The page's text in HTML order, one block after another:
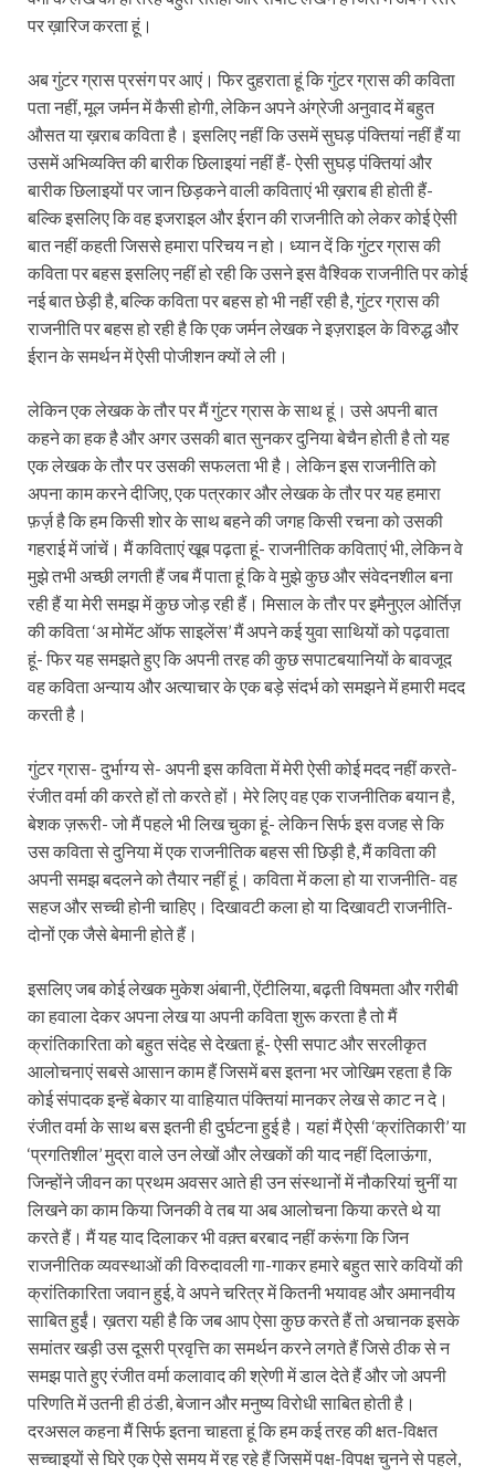
पर ख़ारिज करता हूं।
अब गुंटर ग्रास प्रसंग पर आएं। फिर दुहराता हूं कि गुंटर ग्रास की कविता
पता नहीं, मूल जर्मन में कैसी होगी, लेकिन अपने अंग्रेजी अनुवाद में बहुत
औसत या ख़राब कविता है। इसलिए नहीं कि उसमें सुघड़ पंक्तियां नहीं हैं या
उसमें अभिव्यक्ति की बारीक छिलाइयां नहीं हैं- ऐसी सुघड़ पंक्तियां और
बारीक छिलाइयों पर जान छिड़कने वाली कविताएं भी ख़राब ही होती हैं-
बल्कि इसलिए कि वह इजराइल और ईरान की राजनीति को लेकर कोई ऐसी
बात नहीं कहती जिससे हमारा परिचय न हो। ध्यान दें कि गुंटर ग्रास की
कविता पर बहस इसलिए नहीं हो रही कि उसने इस वैश्विक राजनीति पर कोई
नई बात छेड़ी है, बल्कि कविता पर बहस हो भी नहीं रही है, गुंटर ग्रास की
राजनीति पर बहस हो रही है कि एक जर्मन लेखक ने इज़राइल के विरुद्ध और
ईरान के समर्थन में ऐसी पोजीशन क्यों ले ली।
लेकिन एक लेखक के तौर पर मैं गुंटर ग्रास के साथ हूं। उसे अपनी बात
कहने का हक है और अगर उसकी बात सुनकर दुनिया बेचैन होती है तो यह
एक लेखक के तौर पर उसकी सफलता भी है। लेकिन इस राजनीति को
अपना काम करने दीजिए, एक पत्रकार और लेखक के तौर पर यह हमारा
फ़र्ज़ है कि हम किसी शोर के साथ बहने की जगह किसी रचना को उसकी
गहराई में जांचें। मैं कविताएं खूब पढ़ता हूं- राजनीतिक कविताएं भी, लेकिन वे
मुझे तभी अच्छी लगती हैं जब मैं पाता हूं कि वे मुझे कुछ और संवेदनशील बना
रही हैं या मेरी समझ में कुछ जोड़ रही हैं। मिसाल के तौर पर इमैनुएल ओर्तिज़
की कविता ‘अ मोमेंट ऑफ साइलेंस’ मैं अपने कई युवा साथियों को पढ़वाता
हूं- फिर यह समझते हुए कि अपनी तरह की कुछ सपाटबयानियों के बावजूद
वह कविता अन्याय और अत्याचार के एक बड़े संदर्भ को समझने में हमारी मदद
करती है।
गुंटर ग्रास- दुर्भाग्य से- अपनी इस कविता में मेरी ऐसी कोई मदद नहीं करते-
रंजीत वर्मा की करते हों तो करते हों। मेरे लिए वह एक राजनीतिक बयान है,
बेशक ज़रूरी- जो मैं पहले भी लिख चुका हूं- लेकिन सिर्फ इस वजह से कि
उस कविता से दुनिया में एक राजनीतिक बहस सी छिड़ी है, मैं कविता की
अपनी समझ बदलने को तैयार नहीं हूं। कविता में कला हो या राजनीति- वह
सहज और सच्ची होनी चाहिए। दिखावटी कला हो या दिखावटी राजनीति-
दोनों एक जैसे बेमानी होते हैं।
इसलिए जब कोई लेखक मुकेश अंबानी, ऐंटीलिया, बढ़ती विषमता और गरीबी
का हवाला देकर अपना लेख या अपनी कविता शुरू करता है तो मैं
क्रांतिकारिता को बहुत संदेह से देखता हूं- ऐसी सपाट और सरलीकृत
आलोचनाएं सबसे आसान काम हैं जिसमें बस इतना भर जोखिम रहता है कि
कोई संपादक इन्हें बेकार या वाहियात पंक्तियां मानकर लेख से काट न दे।
रंजीत वर्मा के साथ बस इतनी ही दुर्घटना हुई है। यहां मैं ऐसी ‘क्रांतिकारी’ या
‘प्रगतिशील’ मुद्रा वाले उन लेखों और लेखकों की याद नहीं दिलाऊंगा,
जिन्होंने जीवन का प्रथम अवसर आते ही उन संस्थानों में नौकरियां चुनीं या
लिखने का काम किया जिनकी वे तब या अब आलोचना किया करते थे या
करते हैं। मैं यह याद दिलाकर भी वक़्त बरबाद नहीं करूंगा कि जिन
राजनीतिक व्यवस्थाओं की विरुदावली गा-गाकर हमारे बहुत सारे कवियों की
क्रांतिकारिता जवान हुई, वे अपने चरित्र में कितनी भयावह और अमानवीय
साबित हुईं। ख़तरा यही है कि जब आप ऐसा कुछ करते हैं तो अचानक इसके
समांतर खड़ी उस दूसरी प्रवृत्ति का समर्थन करने लगते हैं जिसे ठीक से न
समझ पाते हुए रंजीत वर्मा कलावाद की श्रेणी में डाल देते हैं और जो अपनी
परिणति में उतनी ही ठंडी, बेजान और मनुष्य विरोधी साबित होती है।
दरअसल कहना मैं सिर्फ इतना चाहता हूं कि हम कई तरह की क्षत-विक्षत
सच्चाइयों से घिरे एक ऐसे समय में रह रहे हैं जिसमें पक्ष-विपक्ष चुनने से पहले,